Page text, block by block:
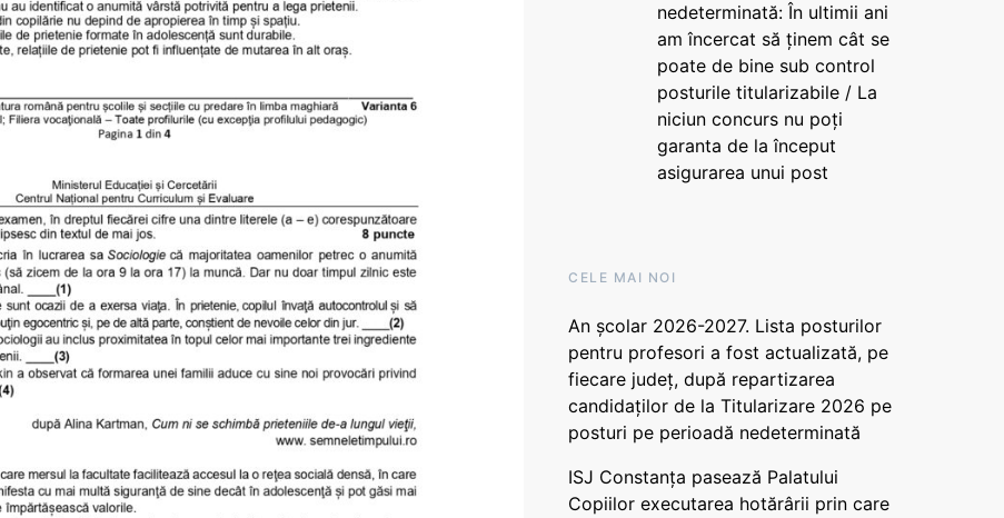
nedeterminată: În ultimii ani
am încercat să ținem cât se
poate de bine sub control
posturile titularizabile / La
niciun concurs nu poți
garanta de la început
asigurarea unui post
CELE MAI NOI
An școlar 2026-2027. Lista posturilor
pentru profesori a fost actualizată, pe
fiecare județ, după repartizarea
candidaților de la Titularizare 2026 pe
posturi pe perioadă nedeterminată
ISJ Constanța pasează Palatului
Copiilor executarea hotărârii prin care